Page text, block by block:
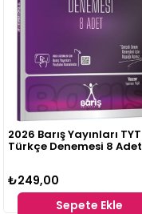
2026 Barış Yayınları TYT
Türkçe Denemesi 8 Adet
₺249,00
Sepete Ekle